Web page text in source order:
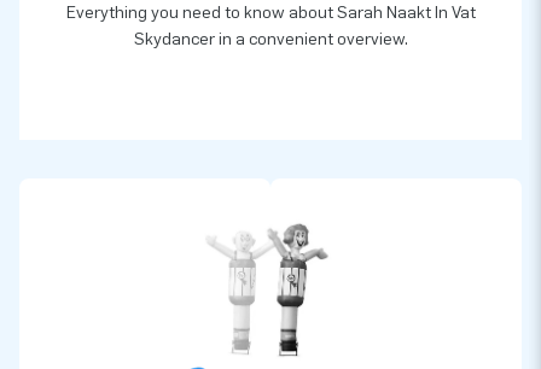
Everything you need to know about Sarah Naakt In Vat
Skydancer in a convenient overview.